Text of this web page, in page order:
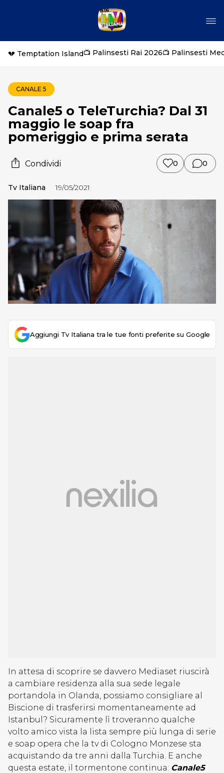
💔 Temptation Island📺 Palinsesti Rai 2026📺 Palinsesti
CANALE 5
Canale5 o TeleTurchia? Dal 31
maggio le soap fra
pomeriggio e prima serata
Condividi 0 0
Tv Italiana 19/05/2021
Aggiungi Tv Italiana tra le tue fonti preferite su Google
In attesa di scoprire se davvero Mediaset riuscirà
a cambiare residenza alla sua sede legale
portandola in Olanda, possiamo consigliare al
Biscione di trasferirsi momentaneamente ad
Istanbul? Sicuramente lì troveranno qualche
volto amico vista la lista sempre più lunga di serie
e soap opera che la tv di Cologno Monzese sta
acquistando da tre anni dalla Turchia. E anche
questa estate, il tormentone continua: Canale5